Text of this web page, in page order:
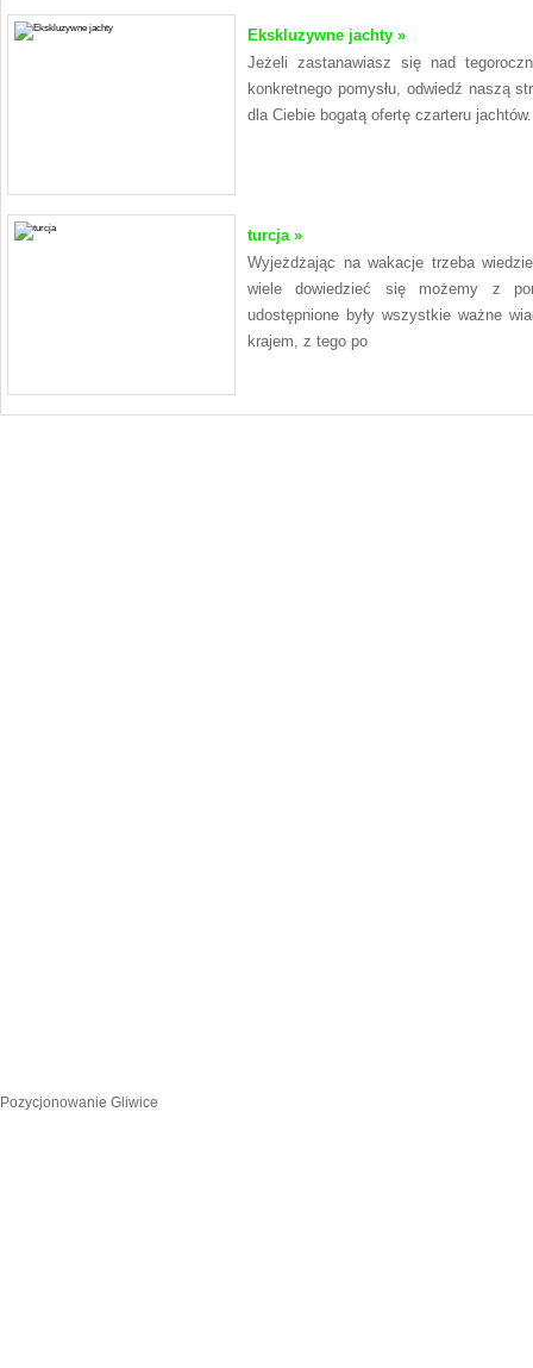
Ekskluzywne jachty »
Jeżeli zastanawiasz się nad
konkretnego pomysłu, odwiedź naszą
dla Ciebie bogatą ofertę czarteru
turcja »
Wyjeżdżając na wakacje trzeba
wiele dowiedzieć się możemy z
udostępnione były wszystkie ważne
krajem, z tego po
Pozycjonowanie Gliwice